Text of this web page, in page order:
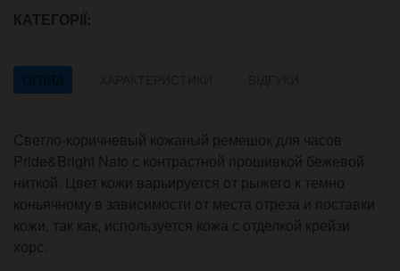
КАТЕГОРІЇ:
ОГЛЯД
Светло-коричневый кожаный ремешок для часов
Pride&Bright Nato с контрастной прошивкой бежевой
ниткой. Цвет кожи варьируется от рыжего к темно
коньячному в зависимости от места отреза и поставки
кожи, так как, используется кожа с отделкой крейзи
хорс.